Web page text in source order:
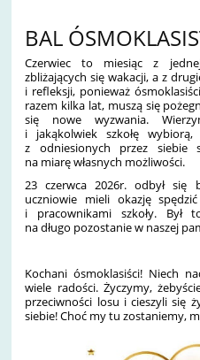
BAL
Czerwiec to miesiąc z
zbliżających się wakacji, a z
i refleksji, ponieważ
razem kilka lat, muszą się
się nowe wyzwania.
i jakąkolwiek szkołę
z odniesionych przez siebie
na miarę własnych możliwości.
23 czerwca 2026r. odbył się
uczniowie mieli okazję
i pracownikami szkoły. Był
na długo pozostanie w naszej
Kochani ósmoklasiści! Niech
wiele radości. Życzymy,
przeciwności losu i cieszyli się
siebie! Choć my tu zostaniemy,